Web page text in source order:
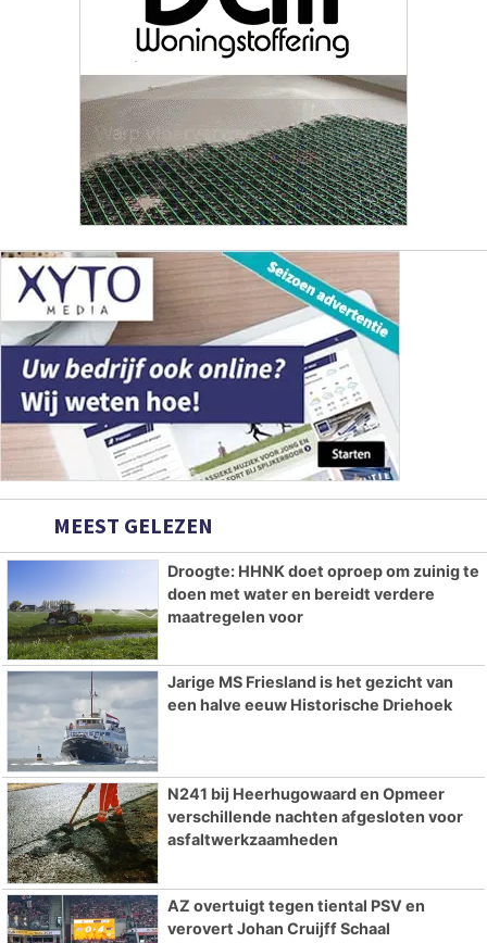
MEEST GELEZEN
Droogte: HHNK doet oproep om zuinig te
doen met water en bereidt verdere
maatregelen voor
Jarige MS Friesland is het gezicht van
een halve eeuw Historische Driehoek
N241 bij Heerhugowaard en Opmeer
verschillende nachten afgesloten voor
asfaltwerkzaamheden
AZ overtuigt tegen tiental PSV en
verovert Johan Cruijff Schaal